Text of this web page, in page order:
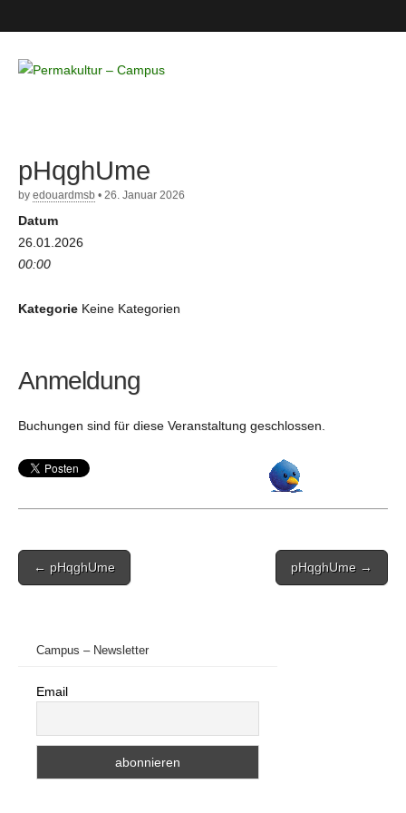
– Campus
pHqghUme
by edouardmsb • 26. Januar 2026
Datum
26.01.2026
00:00
Kategorie Keine Kategorien
Anmeldung
Buchungen sind für diese Veranstaltung geschlossen.
Post
navigation
← pHqghUme pHqghUme →
Campus – Newsletter
Email